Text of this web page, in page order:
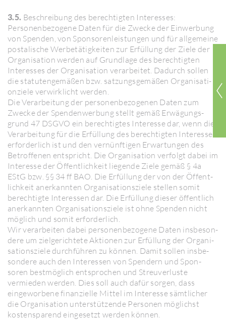
3.5. Beschrei­bung des berech­tigten Inter­esses:
Perso­nen­be­zo­gene Daten für die Zwecke der Einwer­bung
von Spenden, von Spon­so­ren­leis­tungen und für allge­meine
posta­li­sche Werbe­tä­tig­keiten zur Erfül­lung der Ziele der
Orga­ni­sa­tion werden auf Grund­lage des berech­tigten
Inter­esses der Orga­ni­sa­tion verar­beitet. Dadurch sollen
die statu­ten­ge­mäßen bzw. satzungs­ge­mäßen Orga­ni­sa­ti­
on­ziele verwirk­licht werden.
Die Verar­bei­tung der perso­nen­be­zo­genen Daten zum
Zwecke der Spen­den­wer­bung stellt gemäß Erwä­gungs­
grund 47 DSGVO ein berech­tigtes Inter­esse dar, wenn die
Verar­bei­tung für die Erfül­lung des berech­tigten Inter­esses
erfor­der­lich ist und den vernünf­tigen Erwar­tungen des
Betrof­fenen entspricht. Die Orga­ni­sa­tion verfolgt dabei im
Inter­esse der Öffent­lich­keit liegende Ziele gemäß § 4a
EStG bzw. §§ 34 ff BAO. Die Erfül­lung der von der Öffent­
lich­keit aner­kannten Orga­ni­sa­ti­ons­ziele stellen somit
berech­tigte Inter­essen dar. Die Erfül­lung dieser öffent­lich
aner­kannten Orga­ni­sa­ti­ons­ziele ist ohne Spenden nicht
möglich und somit erfor­der­lich.
Wir verar­beiten dabei perso­nen­be­zo­gene Daten insbe­son­
dere um ziel­ge­rich­tete Aktionen zur Erfül­lung der Orga­ni­
sa­ti­ons­ziele durch­führen zu können. Damit sollen insbe­
son­dere auch den Inter­essen von Spen­dern und Spon­
soren best­mög­lich entspro­chen und Streu­ver­luste
vermieden werden. Dies soll auch dafür sorgen, dass
einge­wor­bene finan­zi­elle Mittel im Inter­esse sämt­li­cher
die Orga­ni­sa­tion unter­stüt­zende Personen möglichst
kosten­spa­rend einge­setzt werden können.